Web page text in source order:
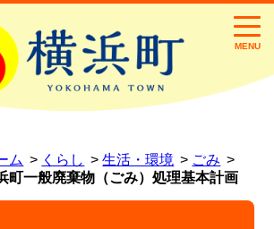
MENU
ム くらし 生活・環境
ごみ
町一般廃棄物（ごみ）処理基本計画